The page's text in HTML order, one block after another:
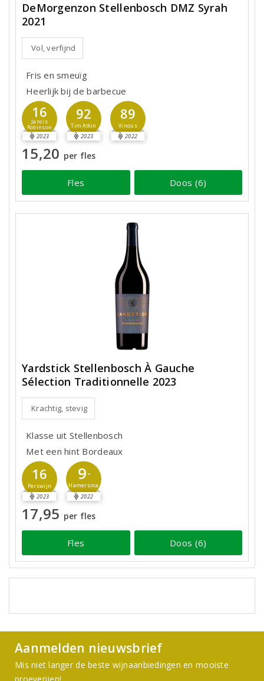
DeMorgenzon Stellenbosch DMZ Syrah
2021
Vol, verfijnd
Fris en smeuïg
Heerlijk bij de barbecue
16
Jancis
Robinson
2023
92
Tim Atkin
2023
89
Vinous
2022
15,20 per fles
Fles Doos (6)
Yardstick Stellenbosch À Gauche
Sélection Traditionnelle 2023
Krachtig, stevig
Klasse uit Stellenbosch
Met een hint Bordeaux
16
Perswijn
2023
9-
Hamersma
2022
17,95 per fles
Fles Doos (6)
Aanmelden nieuwsbrief
Mis niet langer de beste wijnaanbiedingen en mooiste